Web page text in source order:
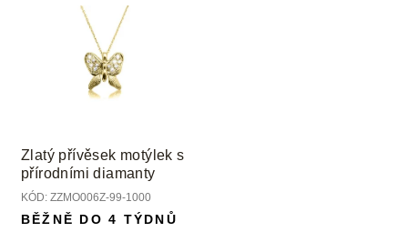
Zlatý přívěsek motýlek s
přírodními diamanty
KÓD: ZZMO006Z-99-1000
BĚŽNĚ DO 4 TÝDNŮ